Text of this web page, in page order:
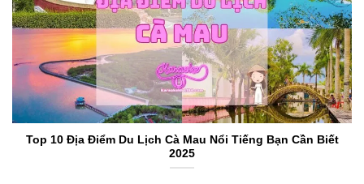
Top 10 Địa Điểm Du Lịch Cà Mau Nổi Tiếng Bạn Cần Biết
2025